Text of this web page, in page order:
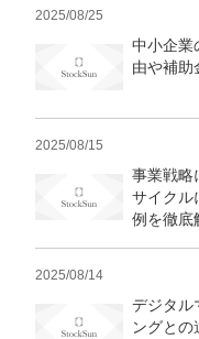
2025/08/25
中小企業
由や補助
2025/08/15
事業戦略
サイクル
例を徹底
2025/08/14
デジタル
ングと